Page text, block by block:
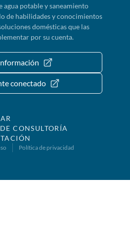
agua potable y saneamiento
de habilidades y conocimientos
domésticas que las
por su cuenta.
conectado
CONSULTORÍA
Política de privacidad